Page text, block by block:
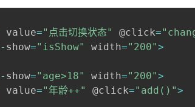
value="点击切换状态" @click=
- show="isShow" width="200">
- show="age>18" width="200">
value="年龄++" @click="add()">